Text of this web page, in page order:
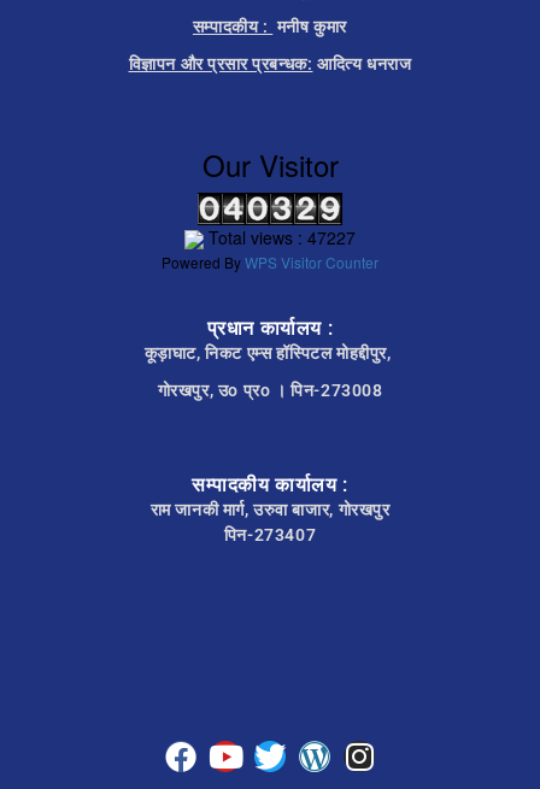
सम्पादकीय : मनीष कुमार
विज्ञापन और प्रसार प्रबन्धक: आदित्य धनराज
Our Visitor
Total views : 47227
Powered ByWPS Visitor Counter
प्रधान कार्यालय :
कूड़ाघाट, निकट एम्स हॉस्पिटल मोहद्दीपुर,
गोरखपुर, उo प्रo । पिन-273008
सम्पादकीय कार्यालय :
राम जानकी मार्ग, उरुवा बाजार, गोरखपुर
पिन-273407